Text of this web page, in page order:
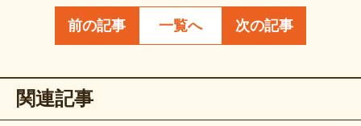
g
a
m
前の記事 一覧へ 次の記事
関連記事